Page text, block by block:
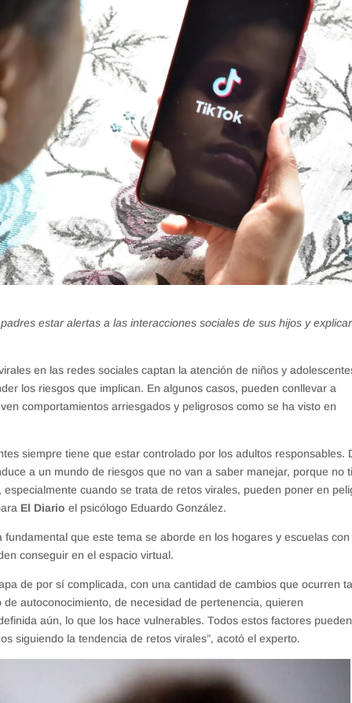
estar alertas a las interacciones sociales de sus hijos y
en las redes sociales captan la atención de niños y
los riesgos que implican. En algunos casos, pueden conllevar a
comportamientos arriesgados y peligrosos como se ha visto en
siempre tiene que estar controlado por los adultos responsables.
a un mundo de riesgos que no van a saber manejar, porque no
cuando se trata de retos virales, pueden poner en
El Diario el psicólogo Eduardo González.
que este tema se aborde en los hogares y escuelas con
conseguir en el espacio virtual.
de por sí complicada, con una cantidad de cambios que ocurren
autoconocimiento, de necesidad de pertenencia, quieren
aún, lo que los hace vulnerables. Todos estos factores pueden
siguiendo la tendencia de retos virales”, acotó el experto.